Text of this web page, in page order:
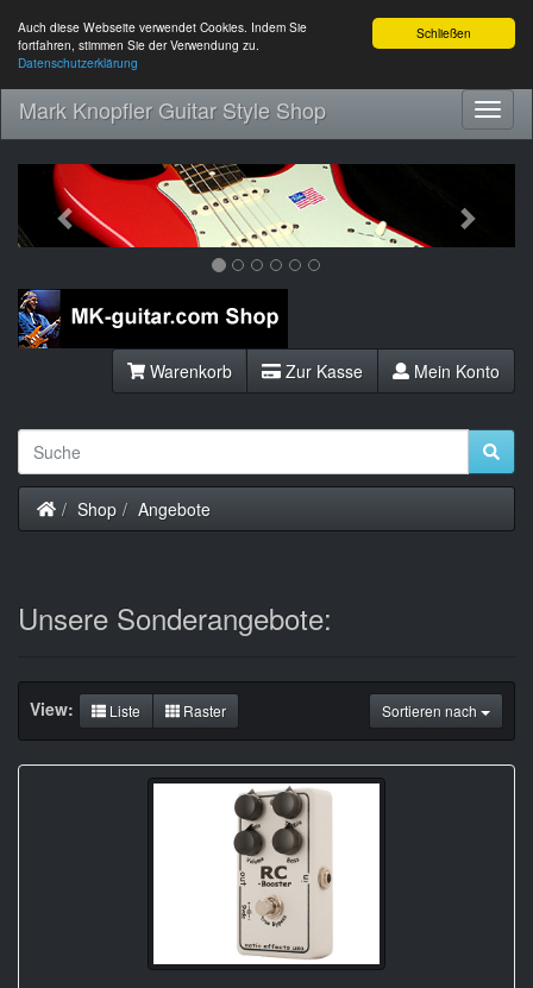
Schließen
Auch diese Webseite verwendet Cookies. Indem Sie
fortfahren, stimmen Sie der Verwendung zu.
Datenschutzerklärung
Mark Knopfler Guitar Style Shop
Previous
Warenkorb Zur Kasse Mein Konto
Startseite
Shop Angebote
Unsere Sonderangebote:
Sortieren nach
View: Liste Raster